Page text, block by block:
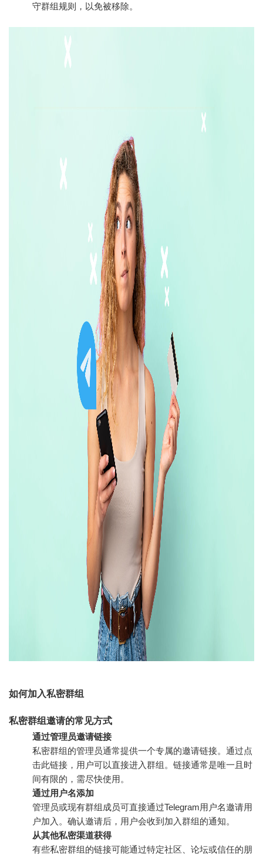
守群组规则，以免被移除。
如何加入私密群组
私密群组邀请的常见方式
通过管理员邀请链接
私密群组的管理员通常提供一个专属的邀请链接。通过点
击此链接，用户可以直接进入群组。链接通常是唯一且时
间有限的，需尽快使用。
通过用户名添加
管理员或现有群组成员可直接通过Telegram用户名邀请用
户加入。确认邀请后，用户会收到加入群组的通知。
从其他私密渠道获得
有些私密群组的链接可能通过特定社区、论坛或信任的朋